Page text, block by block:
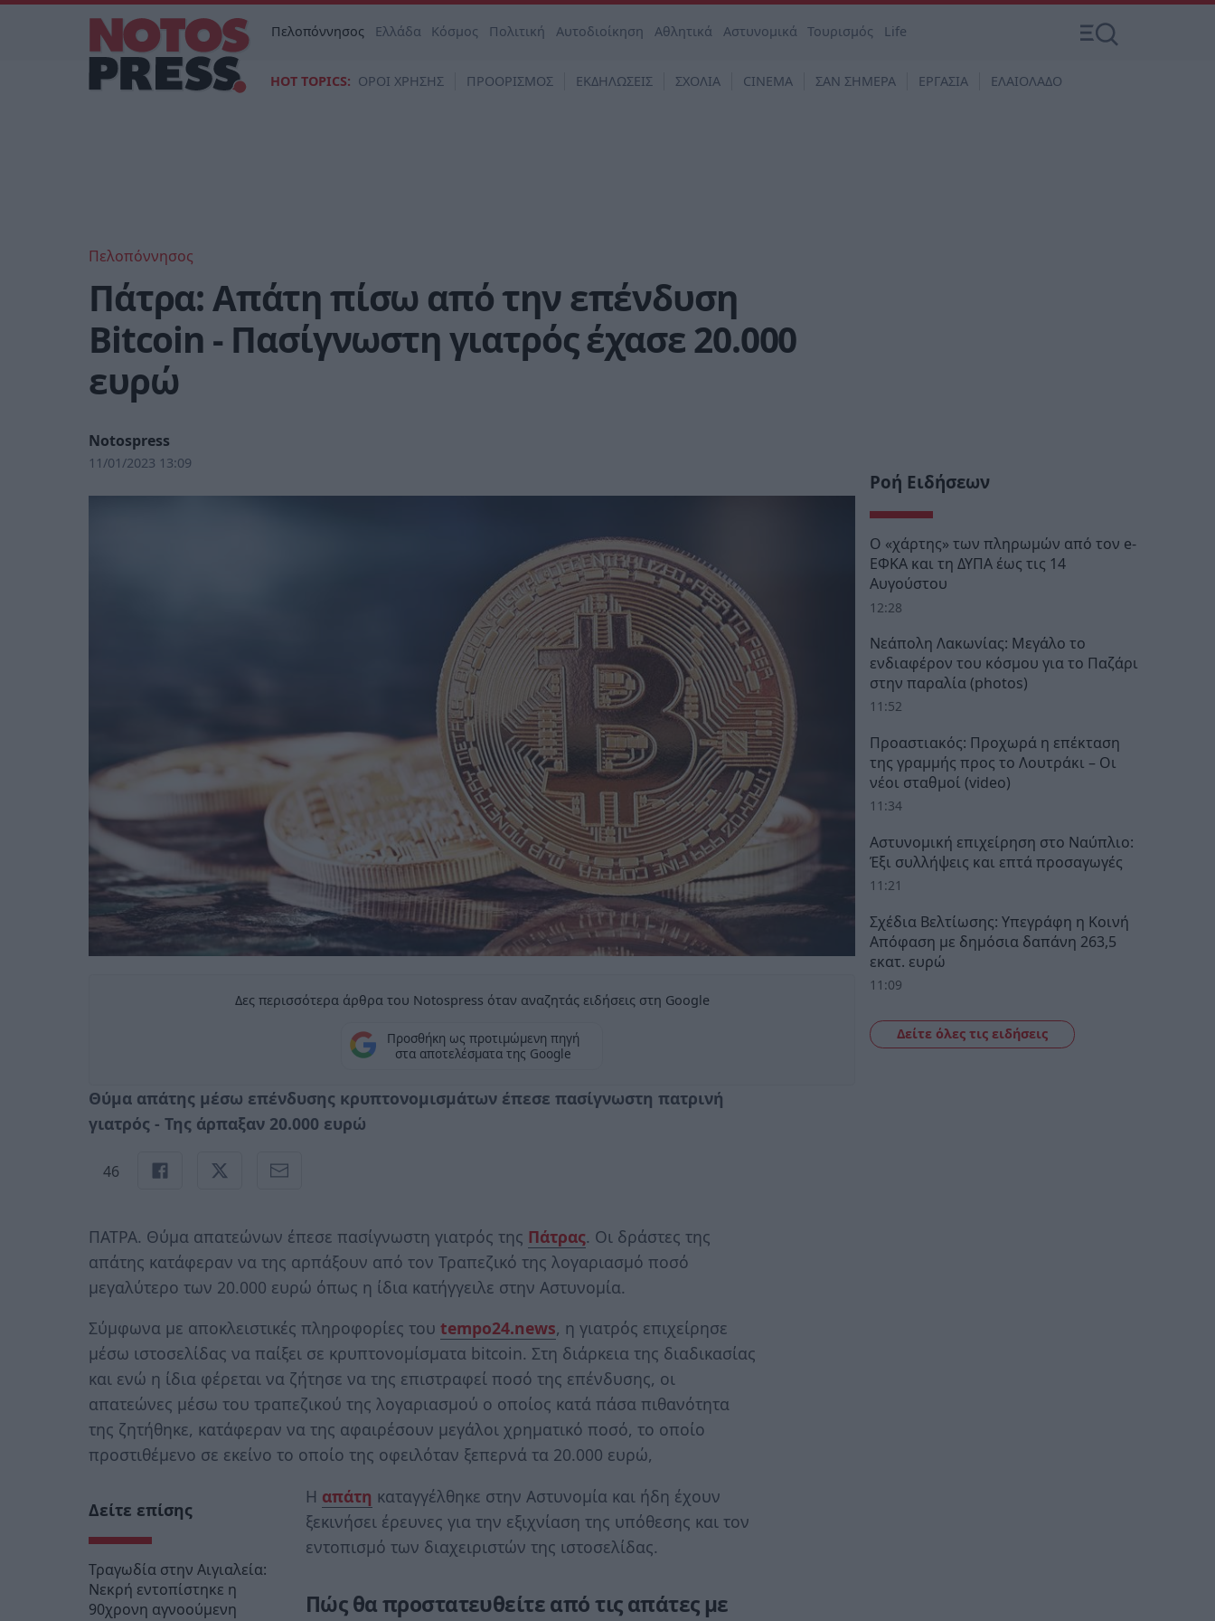
Πελοπόννησος Ελλάδα Κόσμος Πολιτική Αυτοδιοίκηση Αθλητικά Αστυνομικά Τουρισμός Life
HOT TOPICS: ΟΡΟΙ ΧΡΗΣΗΣ ΠΡΟΟΡΙΣΜΟΣ ΕΚΔΗΛΩΣΕΙΣ ΣΧΟΛΙΑ CINEMA ΣΑΝ ΣΗΜΕΡΑ ΕΡΓΑΣΙΑ ΕΛΑΙΟΛΑΔΟ
Πελοπόννησος
Πάτρα: Απάτη πίσω από την επένδυση
Bitcoin - Πασίγνωστη γιατρός έχασε 20.000
ευρώ
Notospress
11/01/2023 13:09
Δες περισσότερα άρθρα του Notospress όταν αναζητάς ειδήσεις στη Google
Προσθήκη ως προτιμώμενη πηγή
στα αποτελέσματα της Google
Θύμα απάτης μέσω επένδυσης κρυπτονομισμάτων έπεσε πασίγνωστη πατρινή
γιατρός - Της άρπαξαν 20.000 ευρώ
46
ΠΑΤΡΑ. Θύμα απατεώνων έπεσε πασίγνωστη γιατρός της Πάτρας. Οι δράστες της
απάτης κατάφεραν να της αρπάξουν από τον Τραπεζικό της λογαριασμό ποσό
μεγαλύτερο των 20.000 ευρώ όπως η ίδια κατήγγειλε στην Αστυνομία.
Σύμφωνα με αποκλειστικές πληροφορίες του tempo24.news, η γιατρός επιχείρησε
μέσω ιστοσελίδας να παίξει σε κρυπτονομίσματα bitcoin. Στη διάρκεια της διαδικασίας
και ενώ η ίδια φέρεται να ζήτησε να της επιστραφεί ποσό της επένδυσης, οι
απατεώνες μέσω του τραπεζικού της λογαριασμού ο οποίος κατά πάσα πιθανότητα
της ζητήθηκε, κατάφεραν να της αφαιρέσουν μεγάλοι χρηματικό ποσό, το οποίο
προστιθέμενο σε εκείνο το οποίο της οφειλόταν ξεπερνά τα 20.000 ευρώ,
Δείτε επίσης
Τραγωδία στην Αιγιαλεία:
Νεκρή εντοπίστηκε η
90χρονη αγνοούμενη
Η απάτη καταγγέλθηκε στην Αστυνομία και ήδη έχουν
ξεκινήσει έρευνες για την εξιχνίαση της υπόθεσης και τον
εντοπισμό των διαχειριστών της ιστοσελίδας.
Πώς θα προστατευθείτε από τις απάτες με
Ροή Ειδήσεων
Ο «χάρτης» των πληρωμών από τον e-
ΕΦΚΑ και τη ΔΥΠΑ έως τις 14
Αυγούστου
12:28
Νεάπολη Λακωνίας: Μεγάλο το
ενδιαφέρον του κόσμου για το Παζάρι
στην παραλία (photos)
11:52
Προαστιακός: Προχωρά η επέκταση
της γραμμής προς το Λουτράκι – Οι
νέοι σταθμοί (video)
11:34
Αστυνομική επιχείρηση στο Ναύπλιο:
Έξι συλλήψεις και επτά προσαγωγές
11:21
Σχέδια Βελτίωσης: Υπεγράφη η Κοινή
Απόφαση με δημόσια δαπάνη 263,5
εκατ. ευρώ
11:09
Δείτε όλες τις ειδήσεις